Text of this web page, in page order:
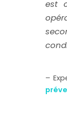
est
–